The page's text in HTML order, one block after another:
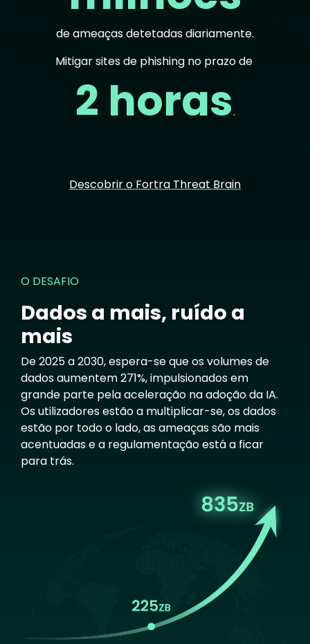
de ameaças detetadas diariamente.
Mitigar sites de phishing no prazo de
2 horas.
Descobrir o Fortra Threat Brain
O DESAFIO
Dados a mais, ruído a
mais
De 2025 a 2030, espera-se que os volumes de
dados aumentem 271%, impulsionados em
grande parte pela aceleração na adoção da IA.
Os utilizadores estão a multiplicar-se, os dados
estão por todo o lado, as ameaças são mais
acentuadas e a regulamentação está a ficar
para trás.